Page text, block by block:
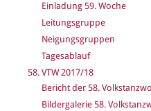
Einladung 59. Woche
Leitungsgruppe
Neigungsgruppen
Tagesablauf
58. VTW 2017/18
Bericht der 58.
Bildergalerie 58.